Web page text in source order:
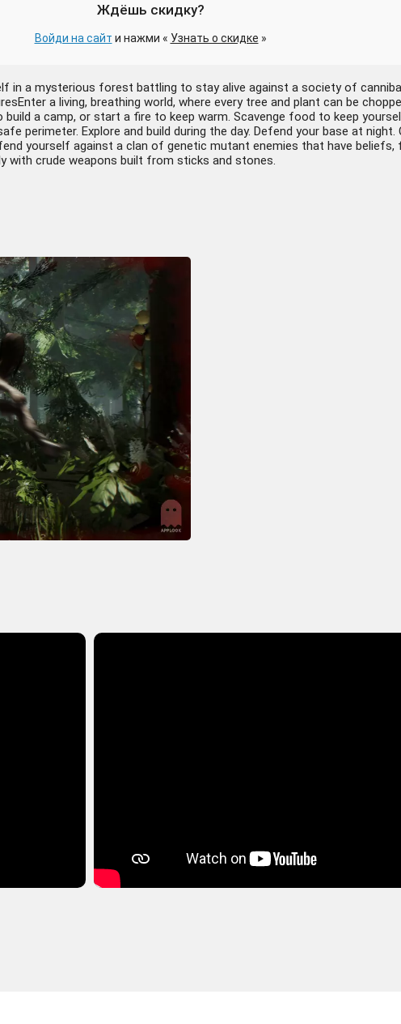
Ждёшь скидку?
Войди на сайт и нажми « Узнать о скидке »
in a mysterious forest battling to stay alive against a society of
a living, breathing world, where every tree and plant can be
a camp, or start a fire to keep warm. Scavenge food to keep
perimeter. Explore and build during the day. Defend your base at
yourself against a clan of genetic mutant enemies that have
with crude weapons built from sticks and stones.